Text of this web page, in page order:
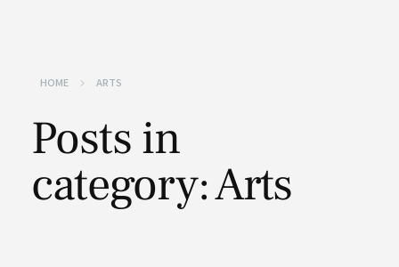
HOME ARTS
Posts in
category: Arts